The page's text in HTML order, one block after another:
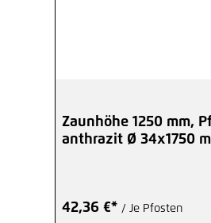
Zaunhöhe 1250 mm,
anthrazit Ø 34x1750
42,36 €* / Je Pfosten